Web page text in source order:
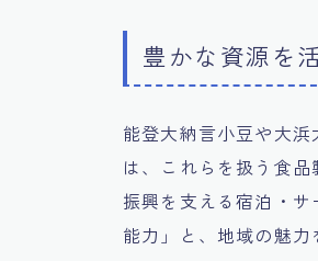
豊かな資源を
能登大納言小豆や大
は、これらを扱う食
振興を支える宿泊・
能力」と、地域の魅力